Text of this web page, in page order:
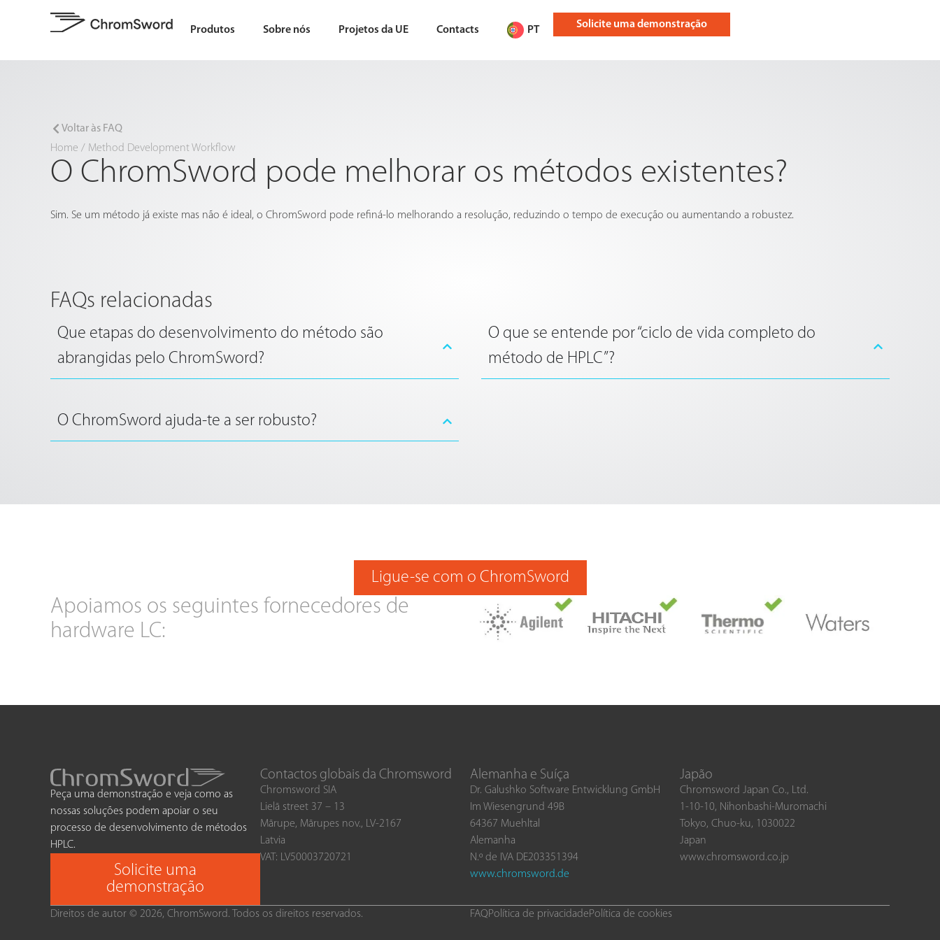
Produtos Sobre nós Projetos da UE Contacts PT Solicite uma demonstração
Voltar às FAQ
Home / Method Development Workflow
O ChromSword pode melhorar os métodos existentes?
Sim. Se um método já existe mas não é ideal, o ChromSword pode refiná-lo melhorando a resolução, reduzindo o tempo de execução ou aumentando a robustez.
FAQs relacionadas
Que etapas do desenvolvimento do método são
abrangidas pelo ChromSword?
O que se entende por “ciclo de vida completo do
método de HPLC”?
O ChromSword ajuda-te a ser robusto?
Ligue-se com o ChromSword
Apoiamos os seguintes fornecedores de
hardware LC:
Peça uma demonstração e veja como as
nossas soluções podem apoiar o seu
processo de desenvolvimento de métodos
HPLC.
Solicite uma
demonstração
Contactos globais da Chromsword
Chromsword SIA
Lielā street 37 – 13
Mārupe, Mārupes nov., LV-2167
Latvia
VAT: LV50003720721
Alemanha e Suíça
Dr. Galushko Software Entwicklung GmbH
Im Wiesengrund 49B
64367 Muehltal
Alemanha
N.º de IVA DE203351394
www.chromsword.de
Japão
Chromsword Japan Co., Ltd.
1-10-10, Nihonbashi-Muromachi
Tokyo, Chuo-ku, 1030022
Japan
www.chromsword.co.jp
Direitos de autor © 2026, ChromSword. Todos os direitos reservados. FAQPolítica de privacidadePolítica de cookies